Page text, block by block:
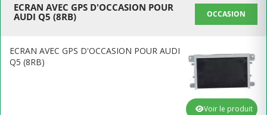
ECRAN AVEC GPS D'OCCASION POUR
AUDI Q5 (8RB)
OCCASION
ECRAN AVEC GPS D'OCCASION POUR AUDI
Q5 (8RB)
Voir le produit